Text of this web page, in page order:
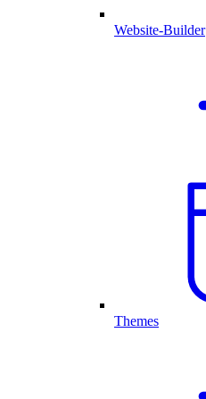
Website-Builder
Themes